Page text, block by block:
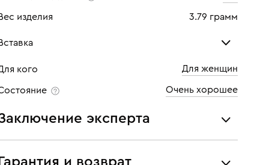
изделия 3.79 грамм
Бриллиант
Количество 1 шт
Каратность 0,12
кого Для женщин
Очень хорошее
эксперта
украшения проходят экспертизу подлинности и
характеристикам ювелирных изделий,
Гарантия и возврат